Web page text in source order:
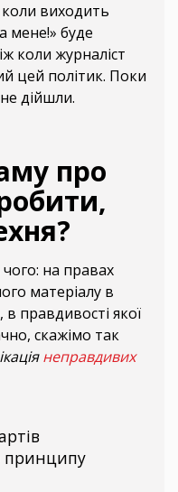
коли виходить
мене!» буде
коли журналіст
цей політик. Поки
дійшли.
про
на правах
матеріалу в
правдивості якої
скажімо так
неправдивих
принципу